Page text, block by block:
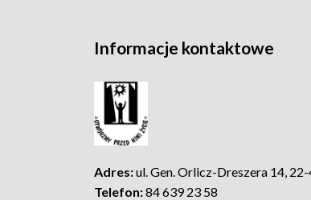
Informacje kontaktowe
Adres:ul. Gen. Orlicz-Dreszera 14,
Telefon:84 639 23 58